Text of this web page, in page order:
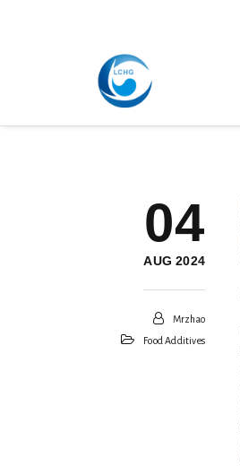
04
AUG 2024
Mrzhao
Food Additives